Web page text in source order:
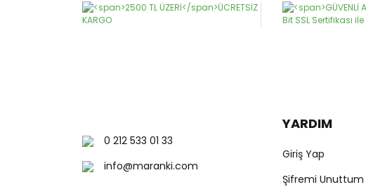
0 212 533 01 33
info@maranki.com
YARDIM
Giriş Yap
Şifremi Unuttum